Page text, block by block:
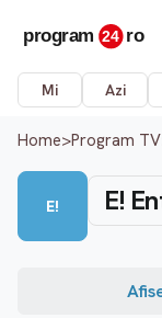
Mi Azi
Home>Program TV
E! E!